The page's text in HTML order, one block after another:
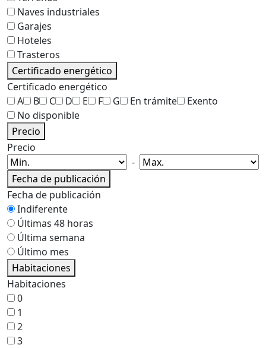
Naves industriales
Garajes
Hoteles
Trasteros
Certificado energético
Certificado energético
A
B C D E F G En trámite
Exento
No disponible
Precio
Precio
-
Fecha de publicación
Fecha de publicación
Indiferente
Últimas 48 horas
Última semana
Último mes
Habitaciones
Habitaciones
0
1
2
3